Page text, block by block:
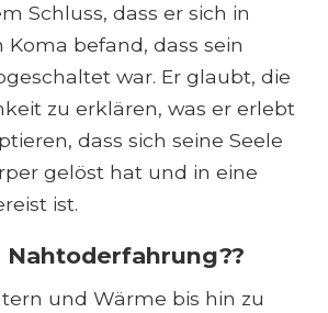
Schluss, dass er sich in
befand, dass sein
war. Er glaubt, die
zu erklären, was er erlebt
dass sich seine Seele
gelöst hat und in eine
ist.
Nahtoderfahrung??
und Wärme bis hin zu